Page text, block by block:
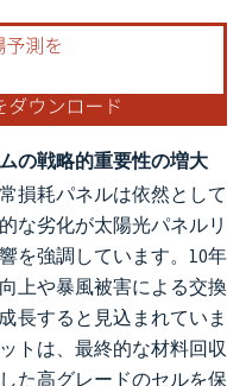
の戦略的重要性の増大
損耗パネルは依然として
な劣化が太陽光パネルリ
を強調しています。10年
上や暴風被害による交換
長すると見込まれていま
トは、最終的な材料回収
た高グレードのセルを保